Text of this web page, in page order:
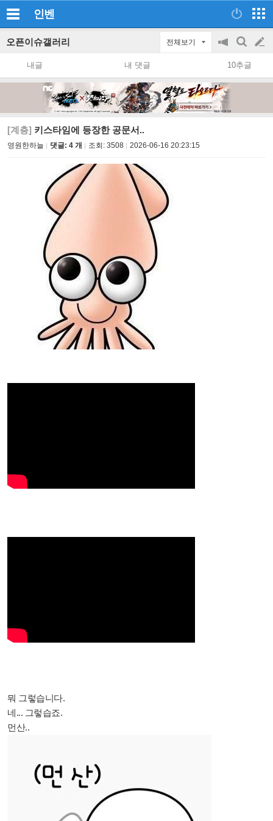
인벤
오픈이슈갤러리 전체보기
공
지
on/off
검
색
글
쓰
내글 내 댓글 10추글
[계층] 키스타임에 등장한 공문서..
영원한하늘 댓글: 4 개 조회: 3508 2026-06-16 20:23:15
뭐 그렇습니다.
네... 그렇습죠.
먼산..